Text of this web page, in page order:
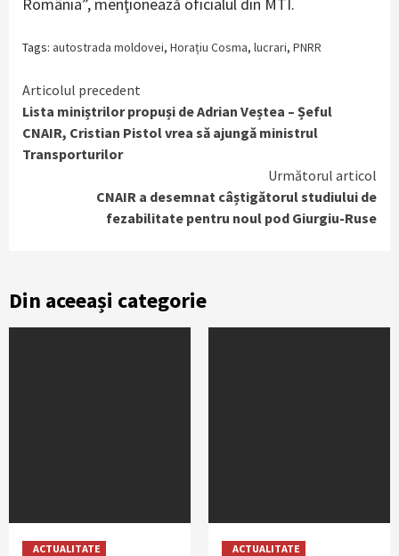
Tags: autostrada moldovei, Horațiu Cosma, lucrari, PNRR
Continue
Reading
Articolul precedent
Lista miniștrilor propuși de Adrian Veștea – Șeful
CNAIR, Cristian Pistol vrea să ajungă ministrul
Transporturilor
Următorul articol
CNAIR a desemnat câștigătorul studiului de
fezabilitate pentru noul pod Giurgiu-Ruse
Din aceeași categorie
ACTUALITATE
ACTUALITATE